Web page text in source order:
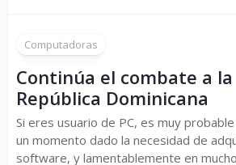
Computadoras
Continúa el combate a
República Dominicana
Si eres usuario de PC, es muy
un momento dado la necesidad de
software, y lamentablemente en